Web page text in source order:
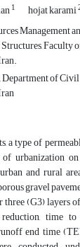
1 hojat karami
Management
Faculty
of
a type of
of urbanization
and rural
gravel
three (G3) layers
time
end time